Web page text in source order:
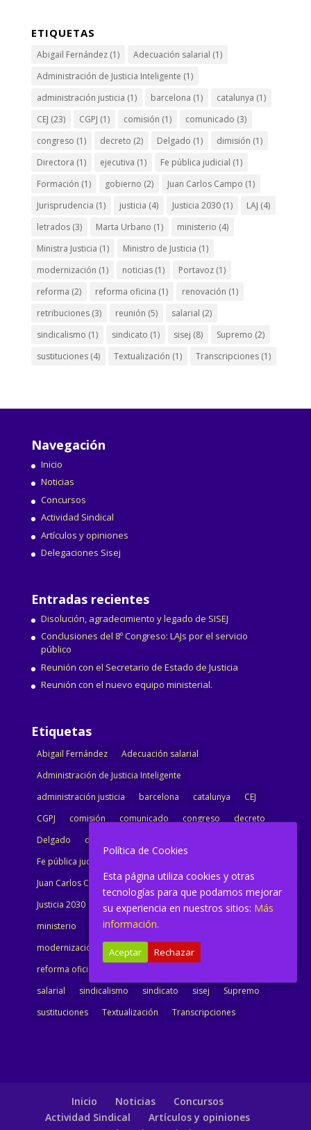
ETIQUETAS
Abigail Fernández(1) Adecuación salarial (1)
Administración de Justicia Inteligente (1)
administración justicia (1) barcelona (1) catalunya (1)
CEJ (23) CGPJ (1) comisión (1) comunicado (3)
congreso (1) decreto (2) Delgado (1) dimisión (1)
Directora (1) ejecutiva (1) Fe pública judicial (1)
Formación (1) gobierno (2) Juan Carlos Campo (1)
Jurisprudencia (1) justicia (4) Justicia 2030(1) LAJ (4)
letrados(3) Marta Urbano (1) ministerio (4)
Ministra Justicia (1) Ministro de Justicia (1)
modernización (1) noticias(1) Portavoz(1)
reforma (2) reforma oficina (1) renovación (1)
retribuciones(3) reunión (5) salarial (2)
sindicalismo (1) sindicato (1) sisej (8) Supremo (2)
sustituciones(4) Textualización (1) Transcripciones(1)
Navegación
Inicio
Noticias
Concursos
Actividad Sindical
Artículos y opiniones
Delegaciones Sisej
Entradas recientes
Disolución, agradecimiento y legado de SISEJ
Conclusiones del 8º Congreso: LAJs por el servicio
público
Reunión con el Secretario de Estado de Justicia
Reunión con el nuevo equipo ministerial.
Etiquetas
Abigail Fernández
Adecuación salarial
Administración de Justicia Inteligente
administración justicia
barcelona catalunya
CEJ
CGPJ
comisión comunicado congreso
decreto
Delgado
dimisión
Fe pública judicial
Juan Carlos Campo
Jurisprudencia
justicia
Justicia 2030
LAJ letrados
Marta Urbano
ministerio
Ministra Justicia
modernización
noticias Portavoz
reforma oficina
salarial
sindicalismo sindicato sisej
Supremo
sustituciones
Textualización Transcripciones
Inicio Noticias
Concursos
Actividad Sindical
Artículos y opiniones
Política de Cookies
Esta página utiliza cookies y otras
tecnologías para que podamos mejorar
su experiencia en nuestros sitios: Más
información.
Aceptar Rechazar